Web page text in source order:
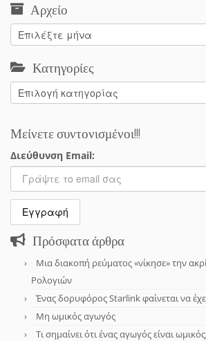
Αρχείο
Αρχείο
Κατηγορίες
Κατηγορίες
Μείνετε συντονισμένοι!!!
Διεύθυνση Email:
Πρόσφατα άρθρα
Μια διακοπή ρεύματος «νίκησε» την
Ρολογιών
Ένας δορυφόρος Starlink φαίνεται να
Μη ωμικός αγωγός
Τι σημαίνει ότι ένας αγωγός είναι